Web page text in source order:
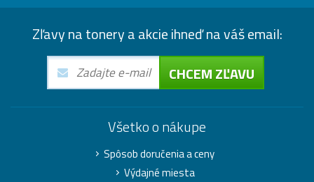
Zľavy na tonery a akcie ihneď na váš email:
CHCEM ZĽAVU
Všetko o nákupe
Spôsob doručenia a ceny
Výdajné miesta